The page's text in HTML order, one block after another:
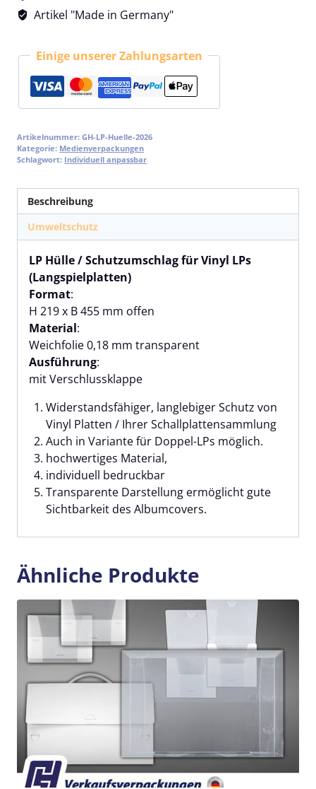
(Langspielplatten)
MengeArtikel "Made in Germany"
Einige unserer Zahlungsarten
Artikelnummer: GH-LP-Huelle-2026
Kategorie: Medienverpackungen
Schlagwort: Individuell anpassbar
Beschreibung
Umweltschutz
LP Hülle / Schutzumschlag für Vinyl LPs
(Langspielplatten)
Format:
H 219 x B 455 mm offen
Material:
Weichfolie 0,18 mm transparent
Ausführung:
mit Verschlussklappe
Widerstandsfähiger, langlebiger Schutz von
Vinyl Platten / Ihrer Schallplattensammlung
Auch in Variante für Doppel-LPs möglich.
hochwertiges Material,
individuell bedruckbar
Transparente Darstellung ermöglicht gute
Sichtbarkeit des Albumcovers.
Ähnliche Produkte